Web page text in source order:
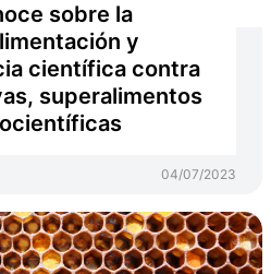
sobre la
y
científica contra
superalimentos
04/07/2023